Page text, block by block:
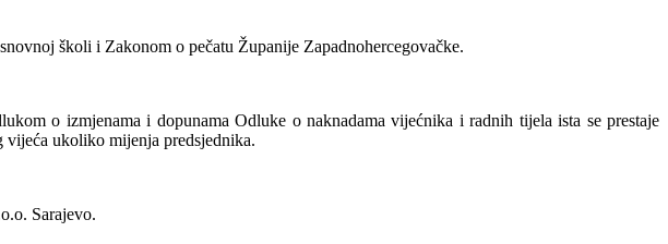
školi i Zakonom o pečatu Županije Zapadnohercegovačke.
o izmjenama i dopunama Odluke o naknadama vijećnika i radnih tijela ista se prestaje
vijeća ukoliko mijenja predsjednika.
Sarajevo.